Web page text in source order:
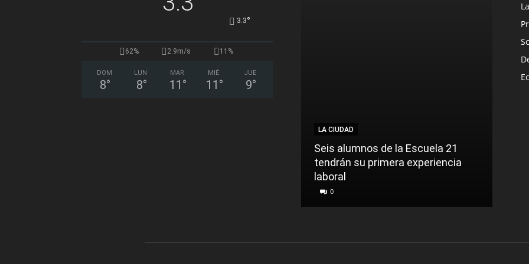
3.3°
62% 2.9m/s 11%
DOM
8°
LUN
8°
MAR
11 °
MIÉ
11 °
JUE
9°
LA CIUDAD
Seis alumnos de la Escuela 21
tendrán su primera experiencia
laboral
0